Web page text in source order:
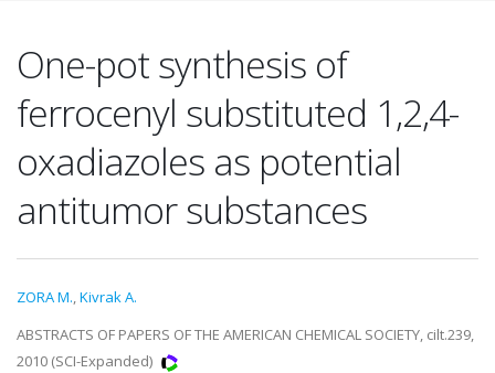
One-pot synthesis of
ferrocenyl substituted 1,2,4-
oxadiazoles as potential
antitumor substances
ZORA M.,Kivrak A.
ABSTRACTS OF PAPERS OF THE AMERICAN CHEMICAL SOCIETY, cilt.239,
2010 (SCI-Expanded)